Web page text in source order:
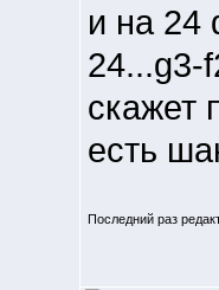
и на 24
24...g3-
скажет
есть
Последний раз